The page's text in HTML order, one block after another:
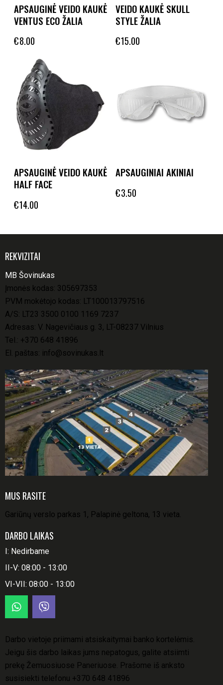
APSAUGINĖ VEIDO KAUKĖ
VENTUS ECO ŽALIA
€8.00
VEIDO KAUKĖ SKULL
STYLE ŽALIA
€15.00
APSAUGINĖ VEIDO KAUKĖ
HALF FACE
€14.00
APSAUGINIAI AKINIAI
€3.50
REKVIZITAI
MB Šovinukas
Įmonės kodas: 305697353
PVM mokėtojo kodas: LT100013797516
A/S: LT23 3500 0100 1169 7237
Adresas: V. Nagevičiaus g. 3, LT-08237 Vilnius
Tel.: +370 648 41896
El. paštas: info@sovinukas.lt
MUS RASITE
Gariūnų verslo parkas 1, Palapinė geltona, 13 vieta.
DARBO LAIKAS
I: Nedirbame
II-V: 08:00 - 13:00
VI-VII: 08:00 - 13:00
Darbo vietoje priimami atsiskaitymai banko kortelėmis.
Jeigu šis darbo laikas jums nepatogus, galite atsiimti
prekę Žemuosiuose Paneriuose. Prašome iš anksto
susisiekti telefonu +370 648 41896